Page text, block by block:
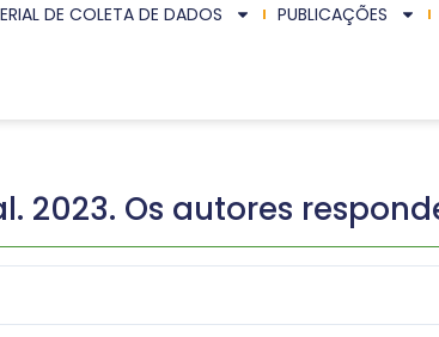
DE COLETA DE DADOS PUBLICAÇÕES
2023. Os autores